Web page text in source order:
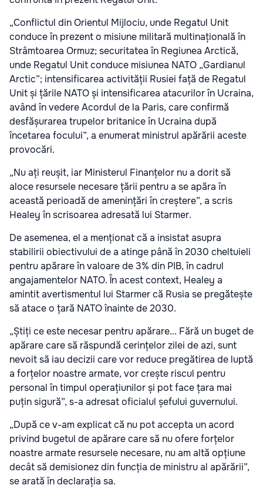
„Conflictul din Orientul Mijlociu, unde Regatul Unit
conduce în prezent o misiune militară multinațională în
Strâmtoarea Ormuz; securitatea în Regiunea Arctică,
unde Regatul Unit conduce misiunea NATO „Gardianul
Arctic”; intensificarea activității Rusiei față de Regatul
Unit și țările NATO și intensificarea atacurilor în Ucraina,
având în vedere Acordul de la Paris, care confirmă
desfășurarea trupelor britanice în Ucraina după
încetarea focului”, a enumerat ministrul apărării aceste
provocări.
„Nu ați reușit, iar Ministerul Finanțelor nu a dorit să
aloce resursele necesare țării pentru a se apăra în
această perioadă de amenințări în creștere”, a scris
Healey în scrisoarea adresată lui Starmer.
De asemenea, el a menționat că a insistat asupra
stabilirii obiectivului de a atinge până în 2030 cheltuieli
pentru apărare în valoare de 3% din PIB, în cadrul
angajamentelor NATO. În acest context, Healey a
amintit avertismentul lui Starmer că Rusia se pregătește
să atace o țară NATO înainte de 2030.
„Știți ce este necesar pentru apărare... Fără un buget de
apărare care să răspundă cerințelor zilei de azi, sunt
nevoit să iau decizii care vor reduce pregătirea de luptă
a forțelor noastre armate, vor crește riscul pentru
personal în timpul operațiunilor și pot face țara mai
puțin sigură”, s-a adresat oficialul șefului guvernului.
„După ce v-am explicat că nu pot accepta un acord
privind bugetul de apărare care să nu ofere forțelor
noastre armate resursele necesare, nu am altă opțiune
decât să demisionez din funcția de ministru al apărării”,
se arată în declarația sa.